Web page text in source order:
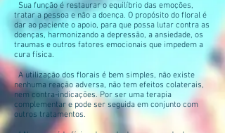
Sua função é restaurar o equilíbrio das emoções,
tratar a pessoa e não a doença. O propósito do floral é
dar ao paciente o apoio, para que possa lutar contra as
doenças, harmonizando a depressão, a ansiedade, os
traumas e outros fatores emocionais que impedem a
cura física.
A utilização dos florais é bem simples, não existe
nenhuma reação adversa, não tem efeitos colaterais,
nem contra-indicações. Por ser uma terapia
complementar e pode ser seguida em conjunto com
outros tratamentos.